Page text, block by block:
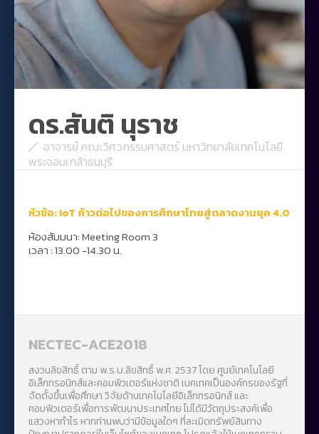
ดร.สันติ นุราช
อาจารย์ คณะวิศวกรรมศาสตร์ มหาวิทยาลัยเทคโนโลยี
พระจอมเกล้าธนบุรี
หัวข้อ:IoT ก้าวต่อไปของการศึกษาไทยสู่ตลาดงานยุค 4.0
ห้องสัมมนา: Meeting Room 3
เวลา : 13.00 -14.30 น.
NECTEC-ACE2018
สงวนลิขสิทธิ์ ตาม พ.ร.บ.ลิขสิทธิ์ พ.ศ. 2537 โดย ศูนย์เทคโนโลยี
อิเล็กทรอนิกส์และคอมพิวเตอร์แห่งชาติ เนคเทคเป็นองค์กรของรัฐที่
จัดตั้งขึ้นเพื่อศึกษา วิจัยด้านเทคโนโลยีอิเล็กทรอนิกส์ และ
คอมพิวเตอร์เพื่อการพัฒนาประเทศไทย ไม่ได้มีวัตถุประสงค์เพื่อ
แสวงหากำไร หากท่านพบว่ามีข้อมูลใดๆ ที่ละเมิดทรัพย์สินทาง